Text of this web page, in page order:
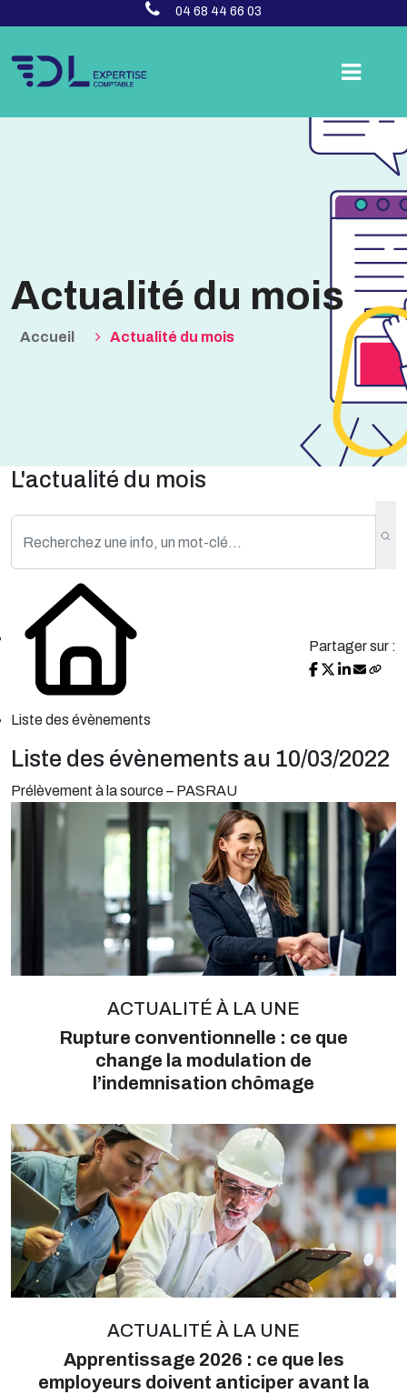
04 68 44 66 03
Actualité du mois
Accueil Actualité du mois
L'actualité du mois
Liste des évènements
Partager sur :
Liste des évènements au 10/03/2022
Prélèvement à la source – PASRAU
ACTUALITÉ À LA UNE
Rupture conventionnelle : ce que
change la modulation de
l’indemnisation chômage
ACTUALITÉ À LA UNE
Apprentissage 2026 : ce que les
employeurs doivent anticiper avant la